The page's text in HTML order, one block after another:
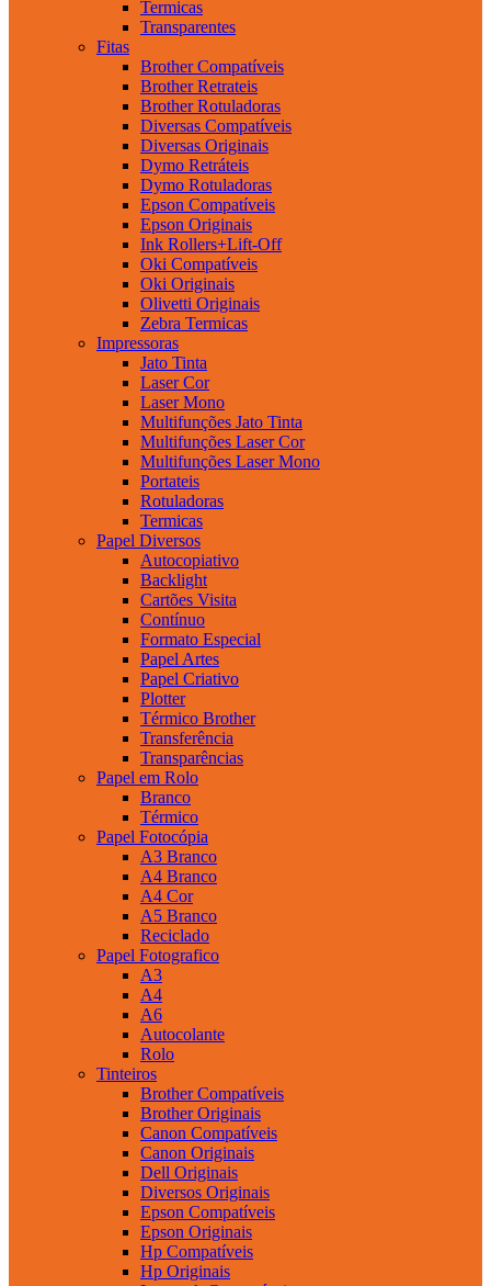
Termicas
Transparentes
Fitas
Brother Compatíveis
Brother Retrateis
Brother Rotuladoras
Diversas Compatíveis
Diversas Originais
Dymo Retráteis
Dymo Rotuladoras
Epson Compatíveis
Epson Originais
Ink Rollers+Lift-Off
Oki Compatíveis
Oki Originais
Olivetti Originais
Zebra Termicas
Impressoras
Jato Tinta
Laser Cor
Laser Mono
Multifunções Jato Tinta
Multifunções Laser Cor
Multifunções Laser Mono
Portateis
Rotuladoras
Termicas
Papel Diversos
Autocopiativo
Backlight
Cartões Visita
Contínuo
Formato Especial
Papel Artes
Papel Criativo
Plotter
Térmico Brother
Transferência
Transparências
Papel em Rolo
Branco
Térmico
Papel Fotocópia
A3 Branco
A4 Branco
A4 Cor
A5 Branco
Reciclado
Papel Fotografico
A3
A4
A6
Autocolante
Rolo
Tinteiros
Brother Compatíveis
Brother Originais
Canon Compatíveis
Canon Originais
Dell Originais
Diversos Originais
Epson Compatíveis
Epson Originais
Hp Compatíveis
Hp Originais